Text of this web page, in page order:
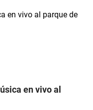
en vivo al